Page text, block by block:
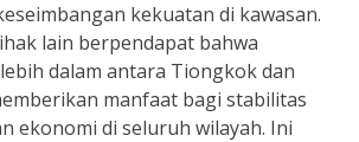
kekuatan di kawasan.
lain berpendapat bahwa
dalam antara Tiongkok dan
manfaat bagi stabilitas
ekonomi di seluruh wilayah. Ini